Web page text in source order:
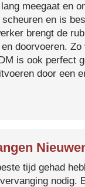
meegaat en
en is
brengt de
doorvoeren.
is ook perfect
door een
tijd gehad
nodig.